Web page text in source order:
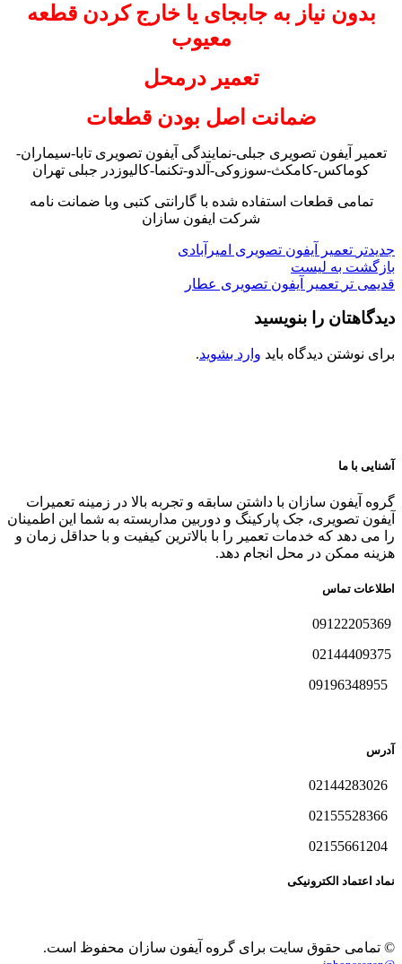
بدون نیاز به جابجای یا خارج کردن قطعه
معیوب
تعمیر درمحل
ضمانت اصل بودن قطعات
تعمیر آیفون تصویری جبلی-نمایندگی آیفون تصویری تابا-سیماران-
کوماکس-کامکث-سوزوکی-آلدو-تکنما-کالیوزدر جبلی تهران
تمامی قطعات استفاده شده با گارانتی کتبی وبا ضمانت نامه
شرکت ایفون سازان
جدیدتر تعمیر آیفون تصویری امیرآبادی
بازگشت به لیست
قدیمی تر تعمیر آیفون تصویری عطار
دیدگاهتان را بنویسید
برای نوشتن دیدگاه باید وارد بشوید.
آشنایی با ما
گروه آیفون سازان با داشتن سابقه و تجربه بالا در زمینه تعمیرات
آیفون تصویری، جک پارکینگ و دوربین مداربسته به شما این اطمینان
را می دهد که خدمات تعمیر را با بالاترین کیفیت و با حداقل زمان و
هزینه ممکن در محل انجام دهد.
اطلاعات تماس
آدرس
نماد اعتماد الکترونیکی
© تمامی حقوق سایت برای گروه آیفون سازان محفوظ است.